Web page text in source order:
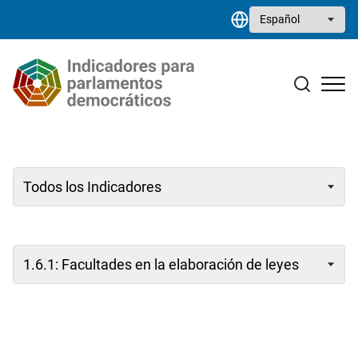
Select your language
Biblioteca de recursos
Contacto